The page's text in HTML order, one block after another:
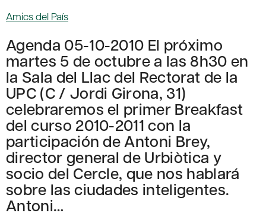
Amics del País
Agenda 05-10-2010 El próximo
martes 5 de octubre a las 8h30 en
la Sala del Llac del Rectorat de la
UPC (C / Jordi Girona, 31)
celebraremos el primer Breakfast
del curso 2010-2011 con la
participación de Antoni Brey,
director general de Urbiòtica y
socio del Cercle, que nos hablará
sobre las ciudades inteligentes.
Antoni…